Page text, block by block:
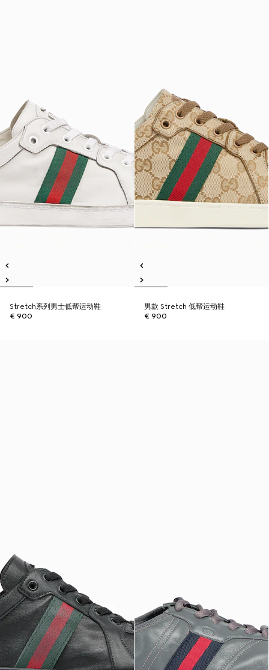
Stretch系列男士低帮运动鞋
€ 900
男款 Stretch 低帮运动鞋
€ 900